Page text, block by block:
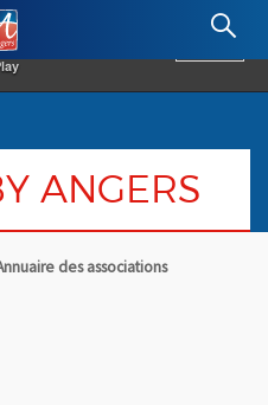
Angers.fr : Retour à l'accueil
ANGERS
des associations